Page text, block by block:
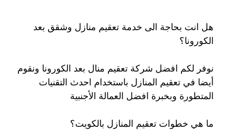
هل انت بحاجة الى خدمة تعقيم منازل وشقق بعد
الكورونا؟
نوفر لكم افضل شركة تعقيم منال بعد الكورونا ونقوم
أيضا في تعقيم المنازل باستخدام احدث التقنيات
المتطورة وبخبرة افضل العمالة الأجنبية
ما هي خطوات تعقيم المنازل بالكويت؟